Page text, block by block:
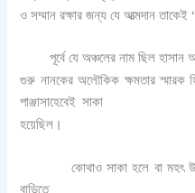
ও সম্মান রক্ষার জন্য যে আত্মদান তাকেই
পূর্বে যে অঞ্চলের নাম ছিল হাসান
গুরু নানকের অলৌকিক ক্ষমতার স্মারক
পাঞ্জাসাহেবেই সাকা
হয়েছিল।
কোথাও সাকা হলে বা মহৎ
বাড়িতে